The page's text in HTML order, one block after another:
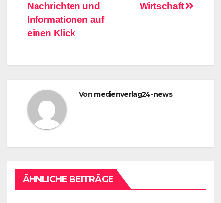
Wirtschaft
Nachrichten und
Informationen auf
einen Klick
Von medienverlag24-news
ÄHNLICHE BEITRÄGE